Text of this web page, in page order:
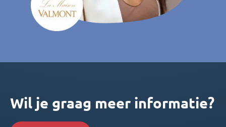
Wil je graag meer informatie?